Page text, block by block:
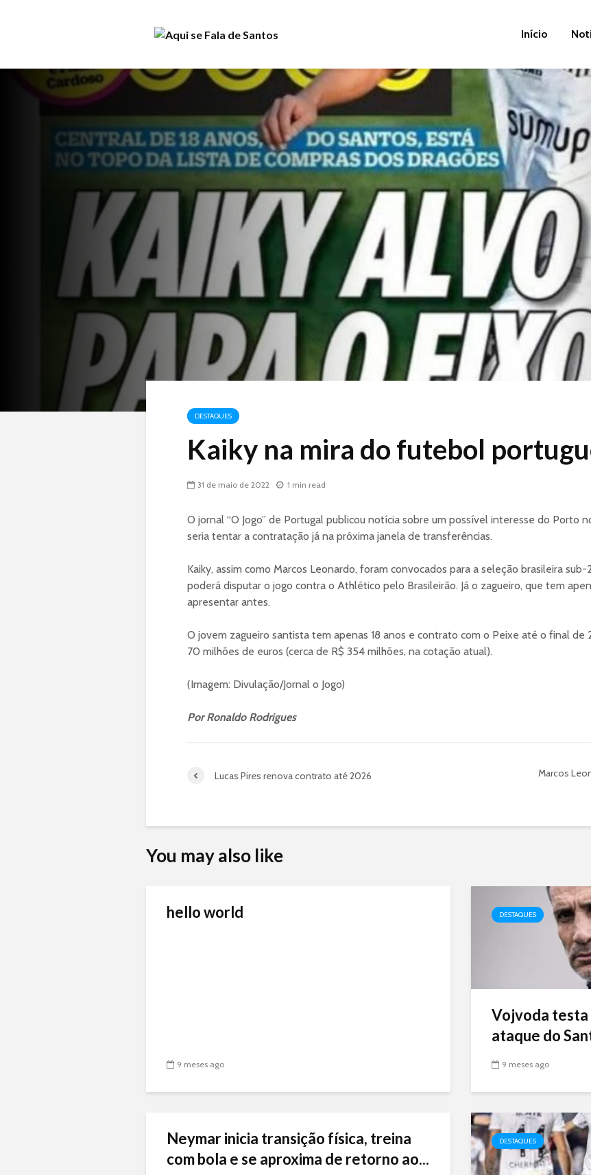
Início
DESTAQUES
Kaiky na mira do futebol
31 de maio de 2022 1 min read
O jornal “O Jogo” de Portugal publicou notícia sobre um possível interesse do Porto
seria tentar a contratação já na próxima janela de transferências.
Kaiky, assim como Marcos Leonardo, foram convocados para a seleção brasileira
poderá disputar o jogo contra o Athlético pelo Brasileirão. Já o zagueiro, que tem
apresentar antes.
O jovem zagueiro santista tem apenas 18 anos e contrato com o Peixe até o final
70 milhões de euros (cerca de R$ 354 milhões, na cotação atual).
(Imagem: Divulação/Jornal o Jogo)
Por Ronaldo Rodrigues
Lucas Pires renova contrato até 2026
Marcos
You may also like
hello world
9 meses ago
DESTAQUES
Vojvoda testa
ataque do
9 meses ago
Neymar inicia transição física, treina
com bola e se aproxima de retorno ao...
DESTAQUES